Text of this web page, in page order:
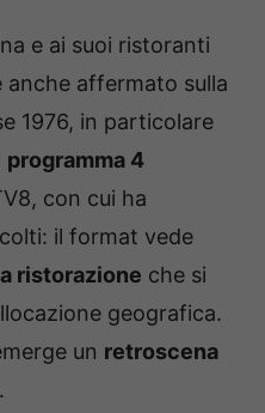
e ai suoi ristoranti
anche affermato sulla
1976, in particolare
programma 4
con cui ha
il format vede
ristorazione che si
geografica.
un retroscena